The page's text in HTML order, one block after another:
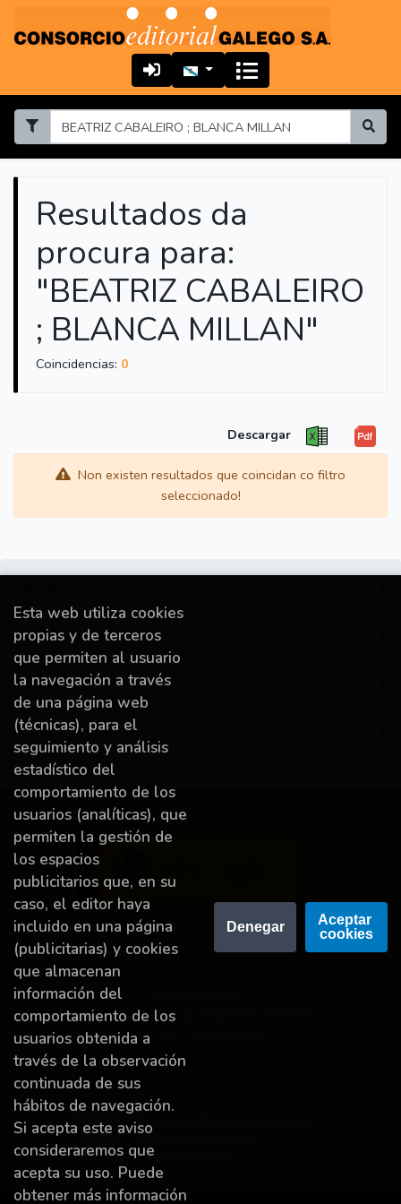
Resultados da
procura para:
"BEATRIZ CABALEIRO
; BLANCA MILLAN"
Coincidencias: 0
Descargar
Non existen resultados que coincidan co filtro
seleccionado!
Información
Destacado
A miña conta
Proyecto financiado por la Dirección General del
Libro y Fomento de la Lectura, Ministerio de
Cultura y Deporte.
Financiado por la Unión Europea-Next Generation
Esta web utiliza cookies
propias y de terceros
que permiten al usuario
la navegación a través
de una página web
(técnicas), para el
seguimiento y análisis
estadístico del
comportamiento de los
usuarios (analíticas), que
permiten la gestión de
los espacios
publicitarios que, en su
caso, el editor haya
incluido en una página
(publicitarias) y cookies
que almacenan
información del
comportamiento de los
usuarios obtenida a
través de la observación
continuada de sus
hábitos de navegación.
Si acepta este aviso
consideraremos que
acepta su uso. Puede
obtener más información
Denegar
Aceptar
cookies